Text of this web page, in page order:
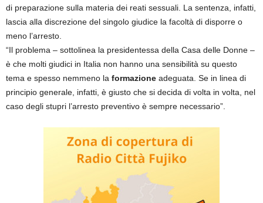
di preparazione sulla materia dei reati sessuali. La sentenza, infatti,
lascia alla discrezione del singolo giudice la facoltà di disporre o
meno l’arresto.
“Il problema – sottolinea la presidentessa della Casa delle Donne –
è che molti giudici in Italia non hanno una sensibilità su questo
tema e spesso nemmeno la formazione adeguata. Se in linea di
principio generale, infatti, è giusto che si decida di volta in volta, nel
caso degli stupri l’arresto preventivo è sempre necessario”.